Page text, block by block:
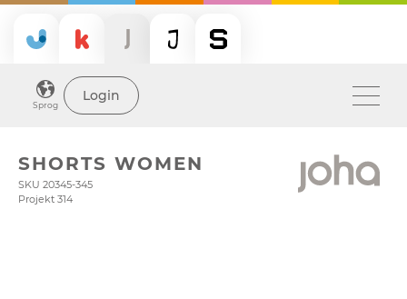
Sprog
Login
SHORTS WOMEN
SKU 20345-345
Projekt 314